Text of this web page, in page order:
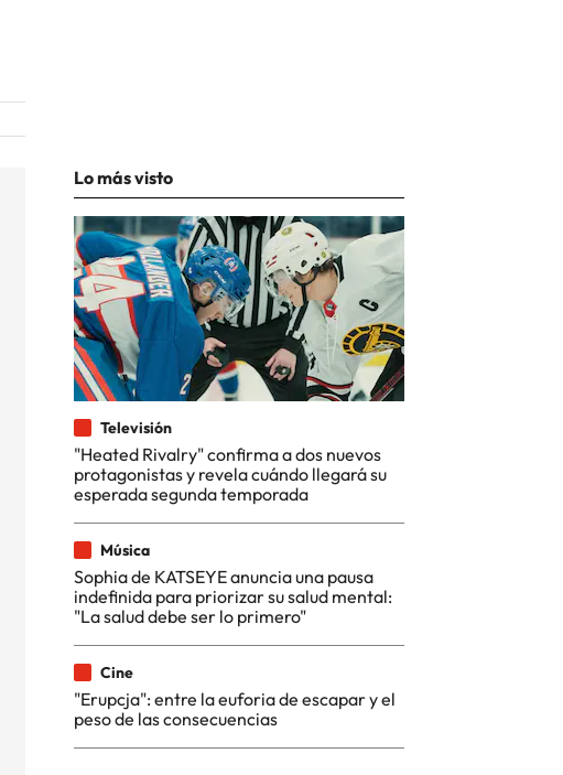
Lo más visto
Televisión
"Heated Rivalry" confirma a dos nuevos
protagonistas y revela cuándo llegará su
esperada segunda temporada
Música
Sophia de KATSEYE anuncia una pausa
indefinida para priorizar su salud mental:
"La salud debe ser lo primero"
Cine
"Erupcja": entre la euforia de escapar y el
peso de las consecuencias